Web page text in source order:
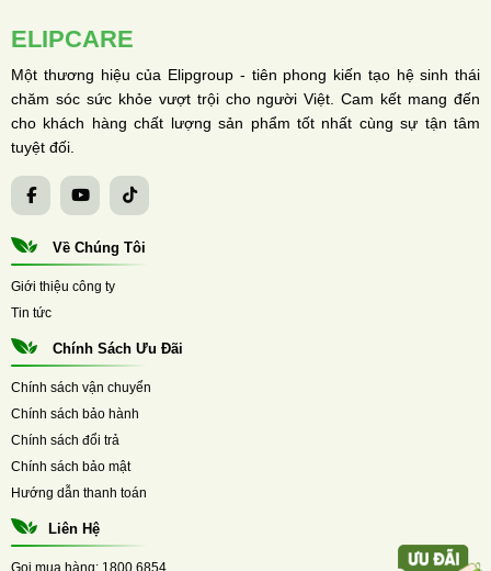
ELIPCARE
Một thương hiệu của Elipgroup - tiên phong kiến tạo hệ sinh thái
chăm sóc sức khỏe vượt trội cho người Việt. Cam kết mang đến
cho khách hàng chất lượng sản phẩm tốt nhất cùng sự tận tâm
tuyệt đối.
Về Chúng Tôi
Giới thiệu công ty
Tin tức
Chính Sách Ưu Đãi
Chính sách vận chuyển
Chính sách bảo hành
Chính sách đổi trả
Chính sách bảo mật
Hướng dẫn thanh toán
Liên Hệ
Gọi mua hàng: 1800 6854